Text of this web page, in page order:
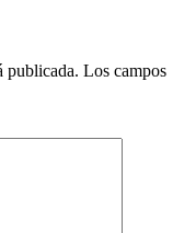
publicada. Los campos